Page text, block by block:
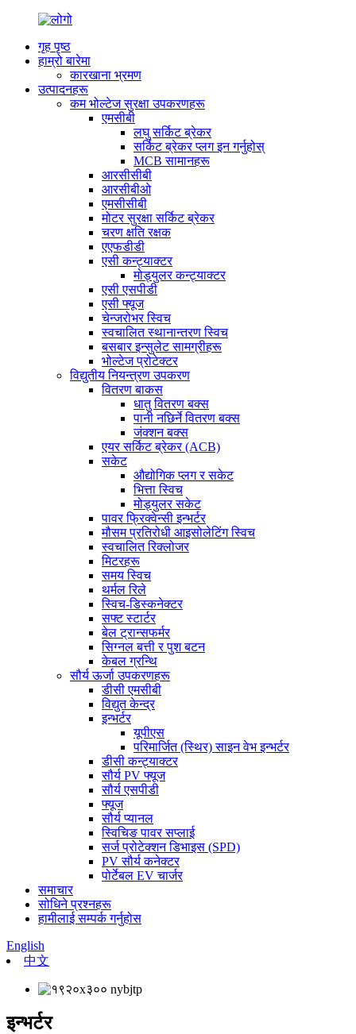
गृह पृष्ठ
हाम्रो बारेमा
कारखाना भ्रमण
उत्पादनहरू
कम भोल्टेज सुरक्षा उपकरणहरू
एमसीबी
लघु सर्किट ब्रेकर
सर्किट ब्रेकर प्लग इन गर्नुहोस्
MCB सामानहरू
आरसीसीबी
आरसीबीओ
एमसीसीबी
मोटर सुरक्षा सर्किट ब्रेकर
चरण क्षति रक्षक
एएफडीडी
एसी कन्ट्याक्टर
मोड्युलर कन्ट्याक्टर
एसी एसपीडी
एसी फ्यूज
चेन्जरोभर स्विच
स्वचालित स्थानान्तरण स्विच
बसबार इन्सुलेट सामग्रीहरू
भोल्टेज प्रोटेक्टर
विद्युतीय नियन्त्रण उपकरण
वितरण बाकस
धातु वितरण बक्स
पानी नछिर्ने वितरण बक्स
जंक्शन बक्स
एयर सर्किट ब्रेकर (ACB)
सकेट
औद्योगिक प्लग र सकेट
भित्ता स्विच
मोड्युलर सकेट
पावर फ्रिक्वेन्सी इन्भर्टर
मौसम प्रतिरोधी आइसोलेटिंग स्विच
स्वचालित रिक्लोजर
मिटरहरू
समय स्विच
थर्मल रिले
स्विच-डिस्कनेक्टर
सफ्ट स्टार्टर
बेल ट्रान्सफर्मर
सिग्नल बत्ती र पुश बटन
केबल ग्रन्थि
सौर्य ऊर्जा उपकरणहरू
डीसी एमसीबी
विद्युत केन्द्र
इन्भर्टर
यूपीएस
परिमार्जित (स्थिर) साइन वेभ इन्भर्टर
डीसी कन्ट्याक्टर
सौर्य PV फ्यूज
सौर्य एसपीडी
फ्यूज
सौर्य प्यानल
स्विचिङ पावर सप्लाई
सर्ज प्रोटेक्शन डिभाइस (SPD)
PV सौर्य कनेक्टर
पोर्टेबल EV चार्जर
समाचार
सोधिने प्रश्नहरू
हामीलाई सम्पर्क गर्नुहोस
English
中文
इन्भर्टर